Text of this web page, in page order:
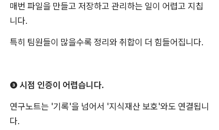
매번 파일을 만들고 저장하고 관리하는 일이 어렵고 지칩
니다.
특히 팀원들이 많을수록 정리와 취합이 더 힘들어집니다.
❸ 시점 인증이 어렵습니다.
연구노트는 '기록'을 넘어서 '지식재산 보호'와도 연결됩니
다.